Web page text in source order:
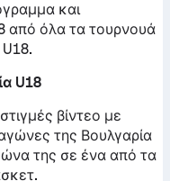
και
από όλα τα τουρνουά
U18
βίντεο με
της Βουλγαρία
της σε ένα από τα